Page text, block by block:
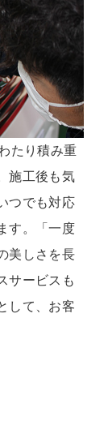
たり積み重
施工後も気
つでも対応
す。「一度
美しさを長
サービスも
して、お客